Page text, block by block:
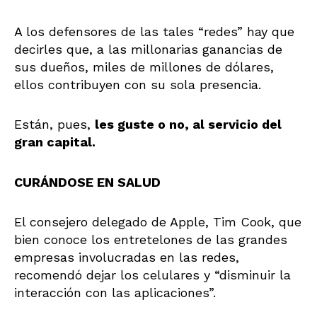
A los defensores de las tales “redes” hay que
decirles que, a las millonarias ganancias de
sus dueños, miles de millones de dólares,
ellos contribuyen con su sola presencia.
Están, pues, les guste o no, al servicio del
gran capital.
CURÁNDOSE EN SALUD
El consejero delegado de Apple, Tim Cook, que
bien conoce los entretelones de las grandes
empresas involucradas en las redes,
recomendó dejar los celulares y “disminuir la
interacción con las aplicaciones”.